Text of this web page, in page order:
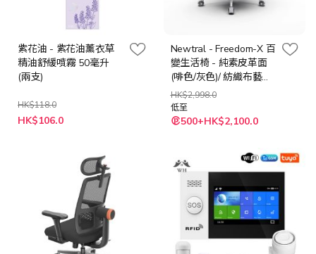
紫花油 - 紫花油薰衣草
精油舒緩噴霧 50毫升
(兩支)
HK$118.0
特
殊
HK$106.0
Newtral - Freedom-X 百
變生活椅 - 純素皮革面
(啡色/灰色)/ 紡織布藝面
(橙色/白色/深灰)
HK$2,998.0
低至
500+HK$2,100.0